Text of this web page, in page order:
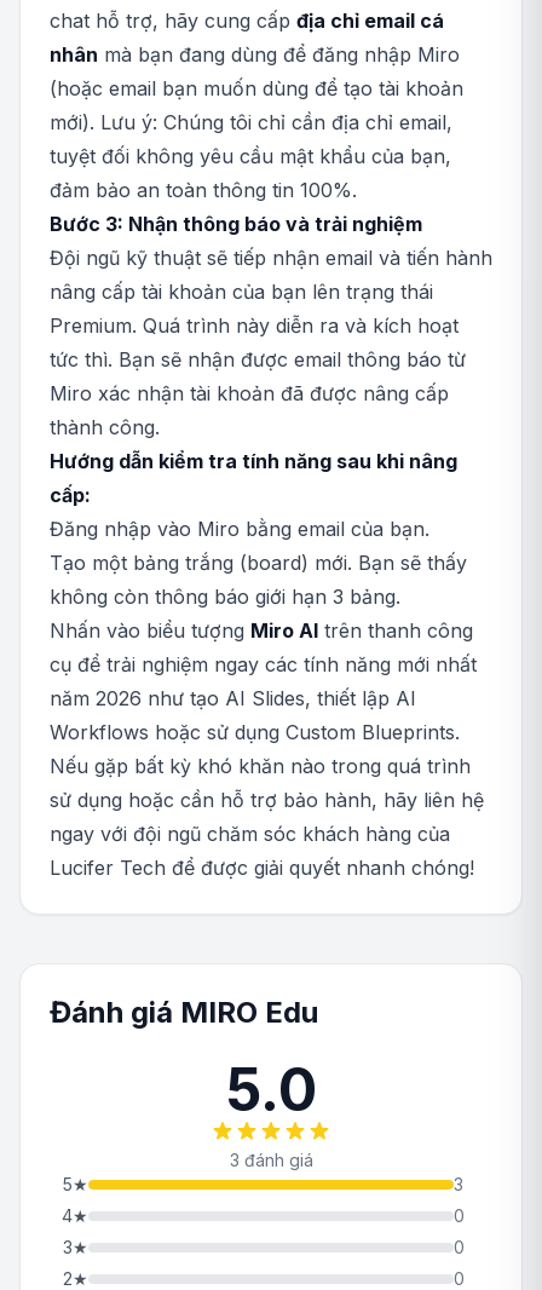
chat hỗ trợ, hãy cung cấp địa chỉ email cá
nhân mà bạn đang dùng để đăng nhập Miro
(hoặc email bạn muốn dùng để tạo tài khoản
mới). Lưu ý: Chúng tôi chỉ cần địa chỉ email,
tuyệt đối không yêu cầu mật khẩu của bạn,
đảm bảo an toàn thông tin 100%.
Bước 3: Nhận thông báo và trải nghiệm
Đội ngũ kỹ thuật sẽ tiếp nhận email và tiến hành
nâng cấp tài khoản của bạn lên trạng thái
Premium. Quá trình này diễn ra và kích hoạt
tức thì. Bạn sẽ nhận được email thông báo từ
Miro xác nhận tài khoản đã được nâng cấp
thành công.
Hướng dẫn kiểm tra tính năng sau khi nâng
cấp:
Đăng nhập vào Miro bằng email của bạn.
Tạo một bảng trắng (board) mới. Bạn sẽ thấy
không còn thông báo giới hạn 3 bảng.
Nhấn vào biểu tượng Miro AI trên thanh công
cụ để trải nghiệm ngay các tính năng mới nhất
năm 2026 như tạo AI Slides, thiết lập AI
Workflows hoặc sử dụng Custom Blueprints.
Nếu gặp bất kỳ khó khăn nào trong quá trình
sử dụng hoặc cần hỗ trợ bảo hành, hãy liên hệ
ngay với đội ngũ chăm sóc khách hàng của
Lucifer Tech để được giải quyết nhanh chóng!
Đánh giá MIRO Edu
5.0
3 đánh giá
5★
3
4★
0
3★
0
2★
0